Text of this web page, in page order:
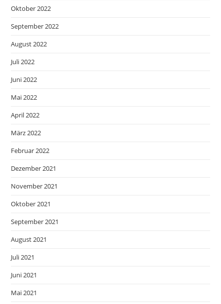
Oktober 2022
September 2022
August 2022
Juli 2022
Juni 2022
Mai 2022
April 2022
März 2022
Februar 2022
Dezember 2021
November 2021
Oktober 2021
September 2021
August 2021
Juli 2021
Juni 2021
Mai 2021